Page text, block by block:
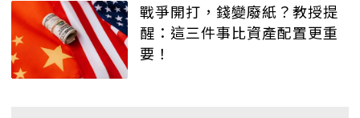
戰爭開打，錢變廢紙？教授提
醒：這三件事比資產配置更重
要！